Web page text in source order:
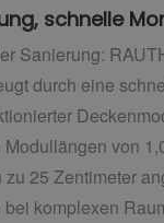
schnelle
Sanierung:
durch eine
von
25 Zentimeter
komplexen